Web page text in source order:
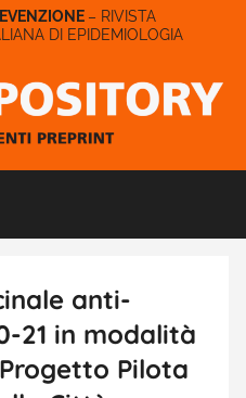
– RIVISTA
DI EPIDEMIOLOGIA
anti-
21 in modalità
Pilota